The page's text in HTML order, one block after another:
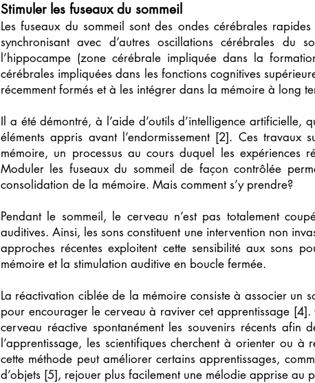
Stimuler les fuseaux du sommeil
Les fuseaux du sommeil sont des ondes cérébrales
synchronisant avec d’autres oscillations cérébrales du
l’hippocampe (zone cérébrale impliquée dans la
cérébrales impliquées dans les fonctions cognitives
récemment formés et à les intégrer dans la mémoire à long
Il a été démontré, à l’aide d’outils d’intelligence artificielle,
éléments appris avant l’endormissement [2]. Ces
mémoire, un processus au cours duquel les expériences
Moduler les fuseaux du sommeil de façon contrôlée
consolidation de la mémoire. Mais comment s’y prendre?
Pendant le sommeil, le cerveau n’est pas totalement
auditives. Ainsi, les sons constituent une intervention non
approches récentes exploitent cette sensibilité aux sons
mémoire et la stimulation auditive en boucle fermée.
La réactivation ciblée de la mémoire consiste à associer un
pour encourager le cerveau à raviver cet apprentissage
cerveau réactive spontanément les souvenirs récents
l’apprentissage, les scientifiques cherchent à orienter ou
cette méthode peut améliorer certains apprentissages,
d’objets [5], rejouer plus facilement une mélodie apprise au